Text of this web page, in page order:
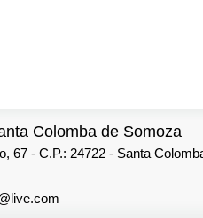
Colomba de Somoza
67 - C.P.: 24722 - Santa